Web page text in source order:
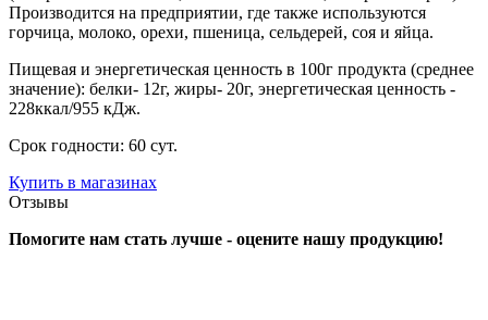
Производится на предприятии, где также используются
горчица, молоко, орехи, пшеница, сельдерей, соя и яйца.
Пищевая и энергетическая ценность в 100г продукта (среднее
значение): белки- 12г, жиры- 20г, энергетическая ценность -
228ккал/955 кДж.
Срок годности: 60 сут.
Купить в магазинах
Отзывы
Помогите нам стать лучше - оцените нашу продукцию!